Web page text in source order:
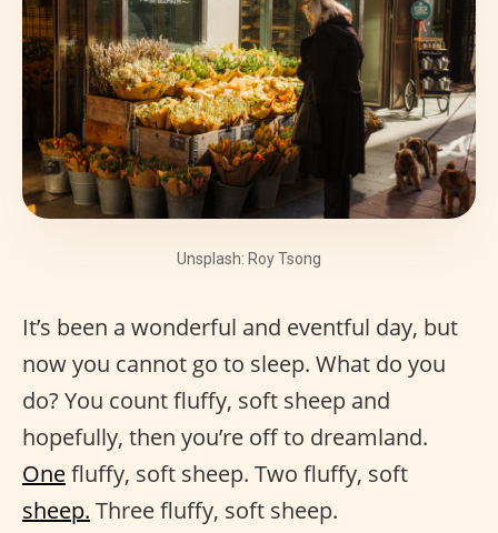
Unsplash: Roy Tsong
It’s been a wonderful and eventful day, but
now you cannot go to sleep. What do you
do? You count fluffy, soft sheep and
hopefully, then you’re off to dreamland.
Onefluffy, soft sheep. Two fluffy, soft
sheep. Three fluffy, soft sheep.